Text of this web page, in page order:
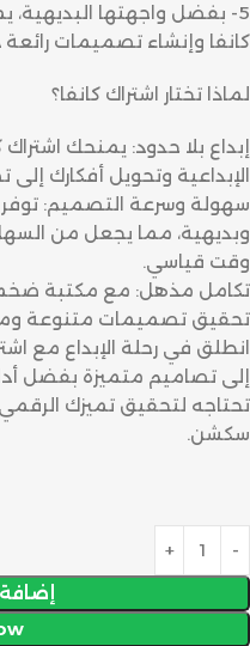
5- بفضل واجهتها
كانفا وإنشاء تصميمات رائعة
لماذا تختار اشتراك كانفا؟
إبداع بلا حدود: يمنحك اشتراك
الإبداعية وتحويل أفكارك
سهولة وسرعة التصميم:
وبديهية، مما يجعل من
وقت قياسي.
تكامل مذهل: مع مكتبة
تحقيق تصميمات متنوعة
انطلق في رحلة الإبداع مع
إلى تصاميم متميزة بفضل
تحتاجه لتحقيق تميزك
سكشن.